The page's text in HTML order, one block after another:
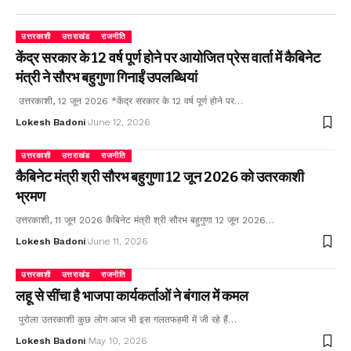
उत्तरकाशी उत्तराखंड राजनीति
केंद्र सरकार के 12 वर्ष पूर्ण होने पर आयोजित प्रेस वार्ता में कैबिनेट
मंत्री ने सौरभ बहुगुणा गिनाईं उपलब्धियां
उत्तरकाशी, 12 जून 2026 *केंद्र सरकार के 12 वर्ष पूर्ण होने पर…
Lokesh Badoni June 12, 2026
उत्तरकाशी उत्तराखंड राजनीति
कैबिनेट मंत्री श्री सौरभ बहुगुणा 12 जून 2026 को उतरकाशी
भ्रमण
उत्तरकाशी, 11 जून 2026 कैबिनेट मंत्री श्री सौरभ बहुगुणा 12 जून 2026…
Lokesh Badoni June 11, 2026
उत्तरकाशी उत्तराखंड राजनीति
लहू से सींचा है भाजपा कार्यकर्ताओं ने बंगाल में कमल
पुरोला उतरकाशी कुछ लोग आज भी इस गलतफहमी में जी रहे हैं…
Lokesh Badoni May 10, 2026